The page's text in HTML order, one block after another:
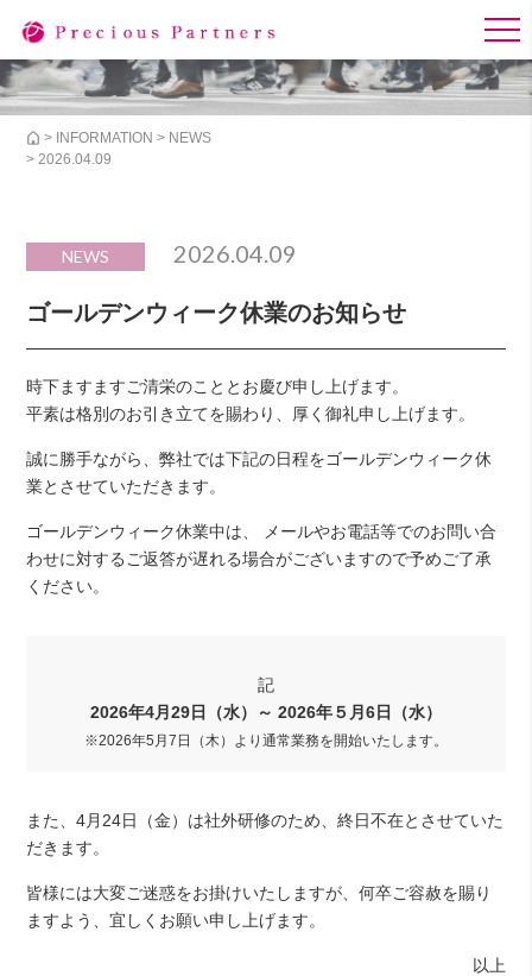
> INFORMATION > NEWS
> 2026.04.09
NEWS 2026.04.09
ゴールデンウィーク休業のお知らせ
時下ますますご清栄のこととお慶び申し上げます。
平素は格別のお引き立てを賜わり、厚く御礼申し上げます。
誠に勝手ながら、弊社では下記の日程をゴールデンウィーク休
業とさせていただきます。
ゴールデンウィーク休業中は、 メールやお電話等でのお問い合
わせに対するご返答が遅れる場合がございますので予めご了承
ください。
記
2026年4月29日（水）～ 2026年５月6日（水）
※2026年5月7日（木）より通常業務を開始いたします。
また、4月24日（金）は社外研修のため、終日不在とさせていた
だきます。
皆様には大変ご迷惑をお掛けいたしますが、何卒ご容赦を賜り
ますよう、宜しくお願い申し上げます。
以上